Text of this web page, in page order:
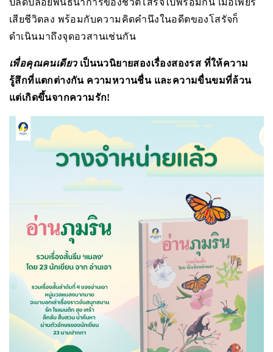
เสียชีวิตลง พร้อมกับความคิดคำนึงในอดีตของโสรัจก็
ดำเนินมาถึงจุดอวสานเช่นกัน
เพื่อคุณคนเดียวเป็นนวนิยายสองเรื่องสองรส ที่ให้ความ
รู้สึกที่แตกต่างกัน ความหวานชื่น และความขื่นขมที่ล้วน
แต่เกิดขึ้นจากความรัก!